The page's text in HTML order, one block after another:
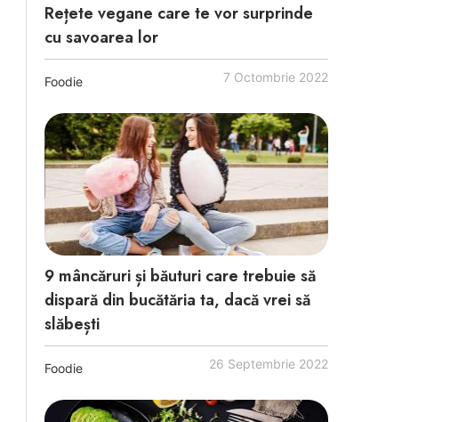
Rețete vegane care te vor surprinde
cu savoarea lor
Foodie 7 Octombrie 2022
9 mâncăruri și băuturi care trebuie să
dispară din bucătăria ta, dacă vrei să
slăbești
Foodie 26 Septembrie 2022